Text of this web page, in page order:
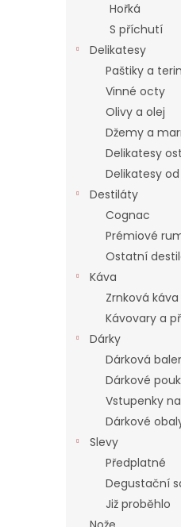
Hořká
S příchutí
Delikatesy
Paštiky a
Vinné octy
Olivy a olej
Džemy a
Delikatesy
Delikatesy
Destiláty
Cognac
Prémiové
Ostatní
Káva
Zrnková káva
Kávovary a
Dárky
Dárková
Dárkové
Vstupenky
Dárkové
Slevy
Předplatné
Degustační
Již proběhlo